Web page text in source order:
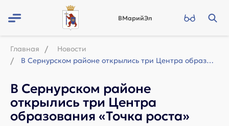
ВМарийЭл
Главная
Новости
В Сернурском районе открылись три Центра образования «Точка роста»
В Сернурском районе
открылись три Центра
образования «Точка роста»